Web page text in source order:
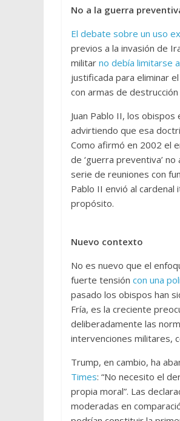
No a la guerra
El debate sobre un uso
previos a la invasión de
militar no debía limitarse
justificada para eliminar
con armas de
Juan Pablo II, los
advirtiendo que esa
Como afirmó en 2002 el
de ‘guerra preventiva’
serie de reuniones con
Pablo II envió al cardenal
propósito.
Nuevo contexto
No es nuevo que el
fuerte tensión con una
pasado los obispos han
Fría, es la creciente
deliberadamente las
intervenciones militares,
Trump, en cambio, ha
Times: “No necesito el
propia moral”. Las
moderadas en